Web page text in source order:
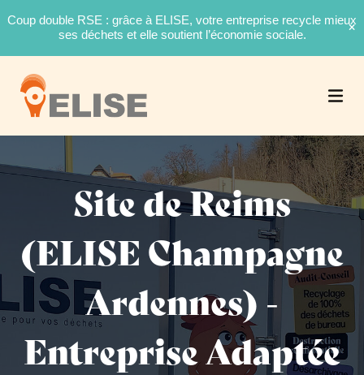
Coup double RSE : grâce à ELISE, votre entreprise recycle mieux
ses déchets et elle soutient l’économie sociale.
Site de Reims
(ELISE Champagne
Ardennes) -
Entreprise Adaptée